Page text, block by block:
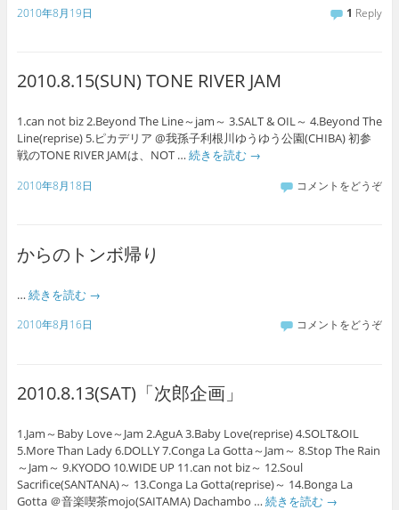
2010年8月19日 1 Reply
2010.8.15(SUN) TONE RIVER JAM
1.can not biz 2.Beyond The Line～jam～ 3.SALT & OIL～ 4.Beyond The
Line(reprise) 5.ピカデリア @我孫子利根川ゆうゆう公園(CHIBA) 初参
戦のTONE RIVER JAMは、NOT … 続きを読む →
2010年8月18日 コメントをどうぞ
からのトンボ帰り
… 続きを読む →
2010年8月16日 コメントをどうぞ
2010.8.13(SAT)「次郎企画」
1.Jam～Baby Love～Jam 2.AguA 3.Baby Love(reprise) 4.SOLT&OIL
5.More Than Lady 6.DOLLY 7.Conga La Gotta～Jam～ 8.Stop The Rain
～Jam～ 9.KYODO 10.WIDE UP 11.can not biz～ 12.Soul
Sacrifice(SANTANA)～ 13.Conga La Gotta(reprise)～ 14.Bonga La
Gotta ＠音楽喫茶mojo(SAITAMA) Dachambo … 続きを読む →